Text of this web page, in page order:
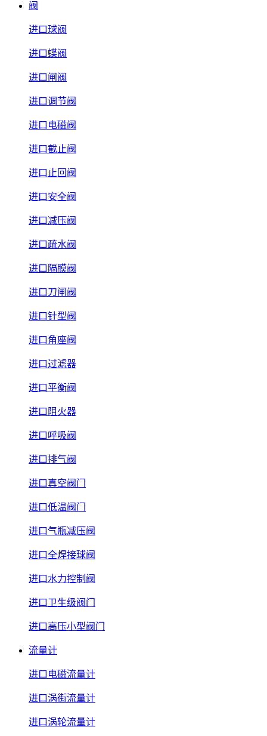
阀
进口球阀
进口蝶阀
进口闸阀
进口调节阀
进口电磁阀
进口截止阀
进口止回阀
进口安全阀
进口减压阀
进口疏水阀
进口隔膜阀
进口刀闸阀
进口针型阀
进口角座阀
进口过滤器
进口平衡阀
进口阻火器
进口呼吸阀
进口排气阀
进口真空阀门
进口低温阀门
进口气瓶减压阀
进口全焊接球阀
进口水力控制阀
进口卫生级阀门
进口高压小型阀门
流量计
进口电磁流量计
进口涡街流量计
进口涡轮流量计